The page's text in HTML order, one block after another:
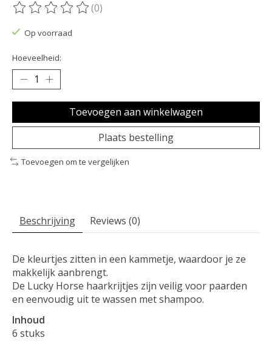
De beoordeling van dit product is
(0)
Op voorraad
Hoeveelheid:
Toevoegen aan winkelwagen
Plaats bestelling
Toevoegen om te vergelijken
Beschrijving Reviews (0)
De kleurtjes zitten in een kammetje, waardoor je ze
makkelijk aanbrengt.
De Lucky Horse haarkrijtjes zijn veilig voor paarden
en eenvoudig uit te wassen met shampoo.
Inhoud
6 stuks